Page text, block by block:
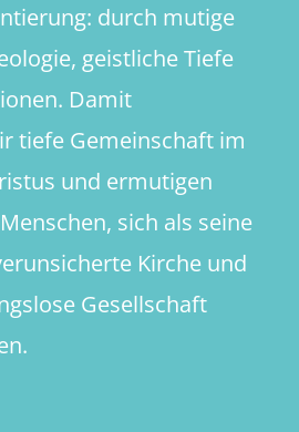
durch mutige
geistliche Tiefe
Damit
tiefe Gemeinschaft im
und ermutigen
sich als seine
Kirche und
Gesellschaft